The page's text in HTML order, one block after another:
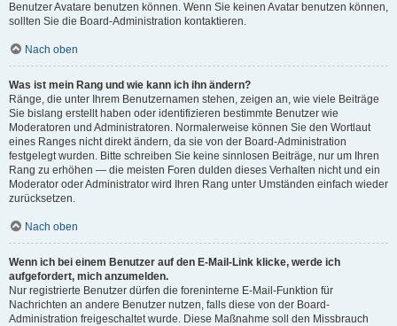
Benutzer Avatare benutzen können. Wenn Sie keinen Avatar benutzen können,
sollten Sie die Board-Administration kontaktieren.
Nach oben
Was ist mein Rang und wie kann ich ihn ändern?
Ränge, die unter Ihrem Benutzernamen stehen, zeigen an, wie viele Beiträge
Sie bislang erstellt haben oder identifizieren bestimmte Benutzer wie
Moderatoren und Administratoren. Normalerweise können Sie den Wortlaut
eines Ranges nicht direkt ändern, da sie von der Board-Administration
festgelegt wurden. Bitte schreiben Sie keine sinnlosen Beiträge, nur um Ihren
Rang zu erhöhen — die meisten Foren dulden dieses Verhalten nicht und ein
Moderator oder Administrator wird Ihren Rang unter Umständen einfach wieder
zurücksetzen.
Nach oben
Wenn ich bei einem Benutzer auf den E-Mail-Link klicke, werde ich
aufgefordert, mich anzumelden.
Nur registrierte Benutzer dürfen die foreninterne E-Mail-Funktion für
Nachrichten an andere Benutzer nutzen, falls diese von der Board-
Administration freigeschaltet wurde. Diese Maßnahme soll den Missbrauch